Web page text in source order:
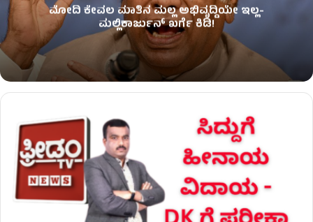
ಮೋದಿ ಕೇವಲ ಮಾತಿನ ಮಲ್ಲ ಅಭಿವೃದ್ದಿಯೇ ಇಲ್ಲ-
ಮಲ್ಲಿಕಾರ್ಜುನ್ ಖರ್ಗೆ ಕಿಡಿ!